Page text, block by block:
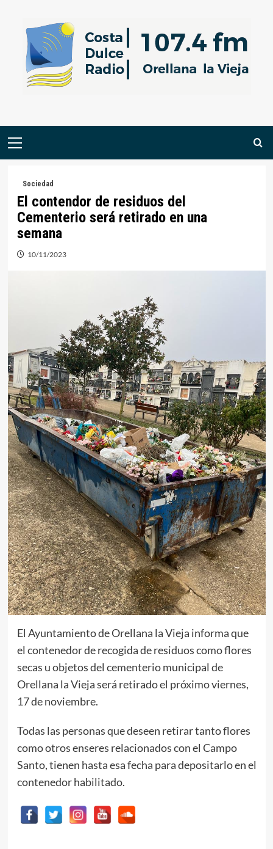
contenido
Menú
Sociedad
El contendor de residuos del
Cementerio será retirado en una
semana
10/11/2023
El Ayuntamiento de Orellana la Vieja informa que
el contenedor de recogida de residuos como flores
secas u objetos del cementerio municipal de
Orellana la Vieja será retirado el próximo viernes,
17 de noviembre.
Todas las personas que deseen retirar tanto flores
como otros enseres relacionados con el Campo
Santo, tienen hasta esa fecha para depositarlo en el
contenedor habilitado.